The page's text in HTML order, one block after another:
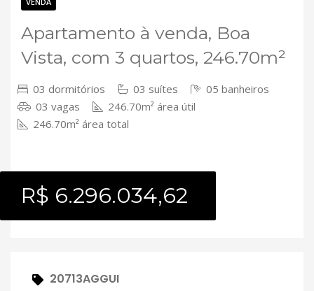
Apartamento à venda, Boa
Vista, com 3 quartos, 246.70m²
03 dormitórios 03 suítes
05 banheiros
03 vagas
246.70m² área útil
246.70m² área total
R$ 6.296.034,62
20713AGGUI